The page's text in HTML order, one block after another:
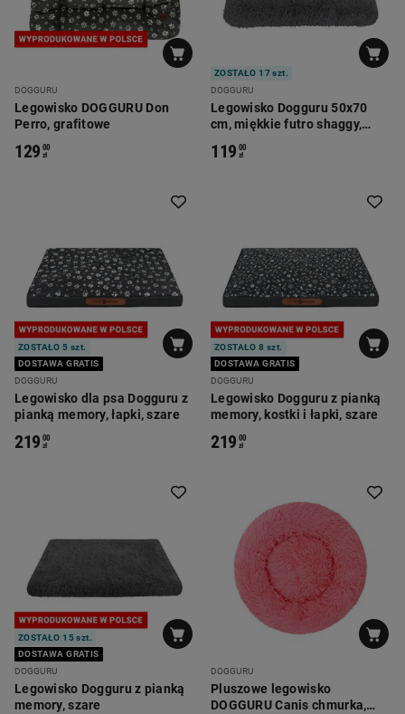
DOGGURU
Legowisko DOGGURU Don
Perro, grafitowe
129 00
zł
ZOSTAŁO 17 szt.
DOGGURU
Legowisko Dogguru 50x70
cm, miękkie futro shaggy,
119 00
zł
ZOSTAŁO 5 szt.
DOSTAWA GRATIS
DOGGURU
Legowisko dla psa Dogguru z
pianką memory, łapki, szare
219 00
zł
ZOSTAŁO 8 szt.
DOSTAWA GRATIS
DOGGURU
Legowisko Dogguru z pianką
memory, kostki i łapki, szare
219 00
zł
ZOSTAŁO 15 szt.
DOSTAWA GRATIS
DOGGURU
Legowisko Dogguru z pianką
memory, szare
DOGGURU
Pluszowe legowisko
DOGGURU Canis chmurka,